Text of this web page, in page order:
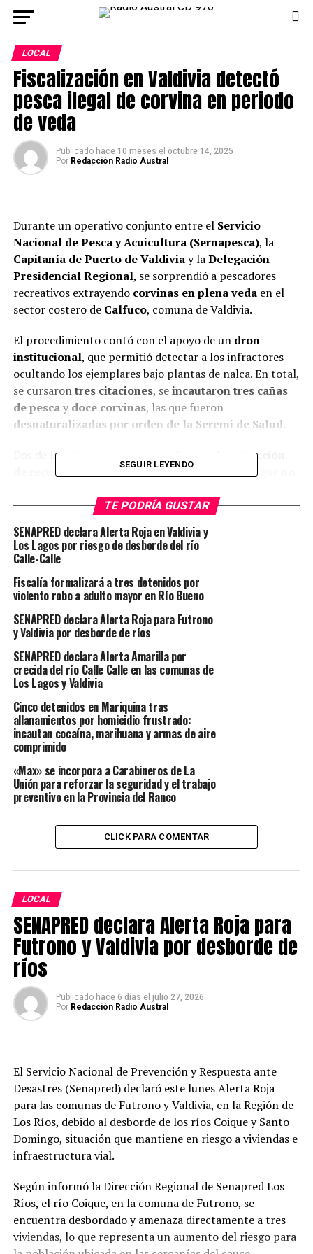
LOCAL
Fiscalización en Valdivia detectó
pesca ilegal de corvina en periodo
de veda
Publicado hace 10 meses el octubre 14, 2025
Por Redacción Radio Austral
Durante un operativo conjunto entre el Servicio
Nacional de Pesca y Acuicultura (Sernapesca), la
Capitanía de Puerto de Valdiviay laDelegación
Presidencial Regional, se sorprendió a pescadores
recreativos extrayendo corvinas en plena vedaen el
sector costero de Calfuco, comuna de Valdivia.
El procedimiento contó con el apoyo de un dron
institucional, que permitió detectar a los infractores
ocultando los ejemplares bajo plantas de nalca. En total,
se cursarontres citaciones, seincautaron tres cañas
de pescay doce corvinas, las que fueron
desnaturalizadas por orden de la Seremi de Salud.
Dos de las citaciones correspondieron a laextracción
de recursos en veda, y la tercera a un pescador que
director regional de Sernapesca en Los Ríos,
Rafael Hernández, recordó que “laveda de la corvina
rige entre el 1 de octubre y el 30 de noviembre
anunció que continuarán las fiscalizaciones en la
de Corral, Valdivia y Mehuín, llamando a la ciudadanía
arespetar la normativa y preferir otros pescados
durante estos meses.
Sernapesca mantiene habilitada la línea gratuita
320 032para denuncias y consultas relacionadas con la
pesca ilegal.
Post Views: 205
TAGS REGION DE LOS RIOS
SIGUIENTE
Ruta Valdivia–Corral permanece cerrada por remoción
en masa en el sector La Rama
Adulta mayor de 83 años fue encontrada sin vida en
personas
Redacción Radio Austral
SEGUIR LEYENDO
TE PODRÍA GUSTAR
SENAPRED declara Alerta Roja en Valdivia y
Los Lagos por riesgo de desborde del río
Calle-Calle
Fiscalía formalizará a tres detenidos por
violento robo a adulto mayor en Río Bueno
SENAPRED declara Alerta Roja para Futrono
y Valdivia por desborde de ríos
SENAPRED declara Alerta Amarilla por
crecida del río Calle Calle en las comunas de
Los Lagos y Valdivia
Cinco detenidos en Mariquina tras
allanamientos por homicidio frustrado:
incautan cocaína, marihuana y armas de aire
comprimido
«Max» se incorpora a Carabineros de La
Unión para reforzar la seguridad y el trabajo
preventivo en la Provincia del Ranco
CLICK PARA COMENTAR
LOCAL
SENAPRED declara Alerta Roja para
Futrono y Valdivia por desborde de
ríos
Publicado hace 6 días el julio 27, 2026
Por Redacción Radio Austral
El Servicio Nacional de Prevención y Respuesta ante
Desastres (Senapred) declaró este lunes Alerta Roja
para las comunas de Futrono y Valdivia, en la Región de
Los Ríos, debido al desborde de los ríos Coique y Santo
Domingo, situación que mantiene en riesgo a viviendas e
infraestructura vial.
Según informó la Dirección Regional de Senapred Los
Ríos, el río Coique, en la comuna de Futrono, se
encuentra desbordado y amenaza directamente a tres
viviendas, lo que representa un aumento del riesgo para